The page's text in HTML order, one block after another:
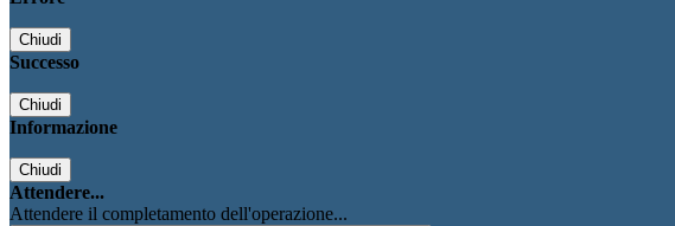
Chiudi
Successo
Chiudi
Informazione
Chiudi
Attendere...
Attendere il completamento dell'operazione...